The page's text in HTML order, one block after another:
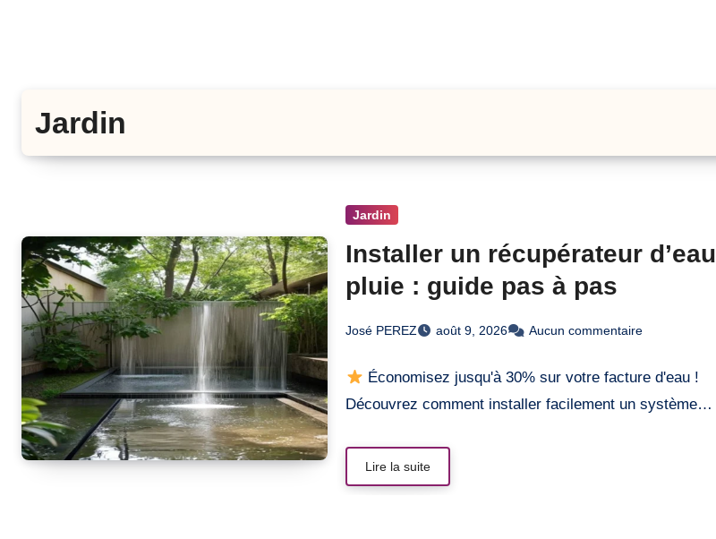
Jardin
Jardin
Installer un récupérateur d’eau
pluie : guide pas à pas
José PEREZ août 9, 2026 Aucun commentaire
Économisez jusqu'à 30% sur votre facture d'eau !
Découvrez comment installer facilement un système…
Lire la suite